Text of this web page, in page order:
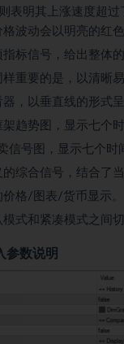
表明其上涨速度超
格波动会以明亮的红
标信号，给出整体
样重要的是，以清晰
器，以垂直线的形式
架趋势图，显示七个
信号图，显示七个时
的综合信号，结合了
价格/图表/货币显示。
模式和紧凑模式之间切
参数说明